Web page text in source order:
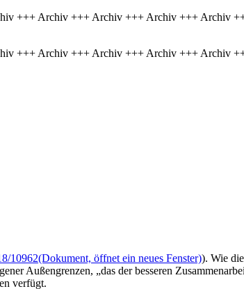
+++ Archiv +++ Archiv +++ Archiv +++ Archiv
+++ Archiv +++ Archiv +++ Archiv +++ Archiv
10962(Dokument, öffnet ein neues Fenster)). Wie
Außengrenzen, „das der besseren
verfügt.